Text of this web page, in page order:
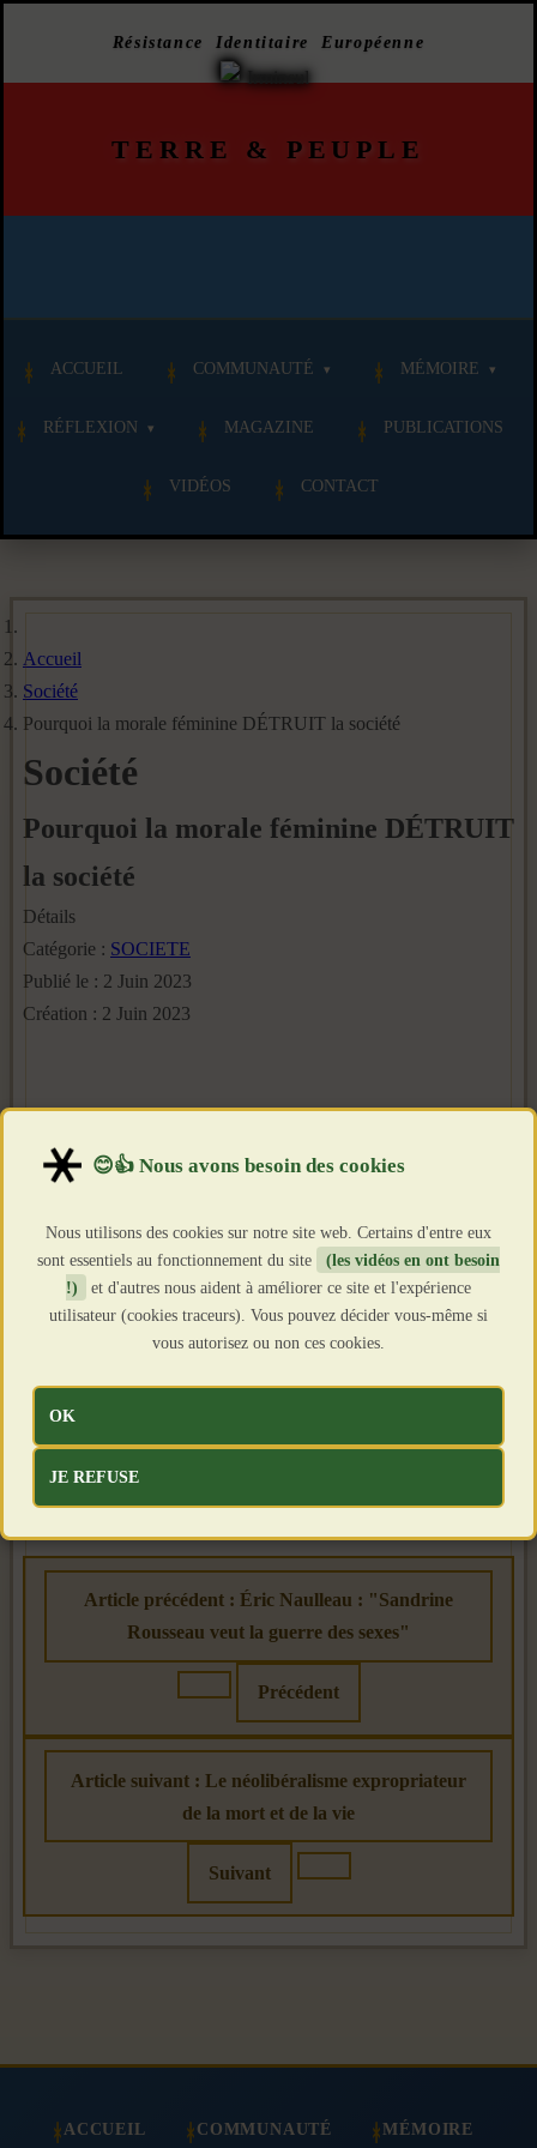
Résistance Identitaire Européenne
TERRE & PEUPLE
ACCUEIL COMMUNAUTÉ MÉMOIRE
RÉFLEXION MAGAZINE PUBLICATIONS
VIDÉOS CONTACT
Accueil
Société
Pourquoi la morale féminine DÉTRUIT la société
Société
Pourquoi la morale féminine DÉTRUIT
la société
Détails
Catégorie : SOCIETE
Publié le : 2 Juin 2023
Création : 2 Juin 2023
Article précédent : Éric Naulleau : "Sandrine
Rousseau veut la guerre des sexes"
Précédent
Article suivant : Le néolibéralisme expropriateur
de la mort et de la vie
Suivant
ACCUEIL COMMUNAUTÉ MÉMOIRE
Nous utilisons des cookies sur notre site web. Certains d'entre eux
sont essentiels au fonctionnement du site
(les vidéos en ont besoin
!)
et d'autres nous aident à améliorer ce site et l'expérience
utilisateur (cookies traceurs). Vous pouvez décider vous-même si
vous autorisez ou non ces cookies.
OK
JE REFUSE